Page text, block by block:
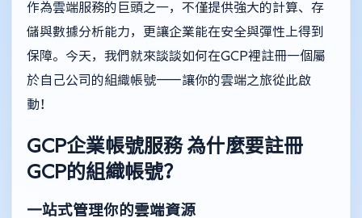
作為雲端服務的巨頭之一，不僅提供強大的計算、存
儲與數據分析能力，更讓企業能在安全與彈性上得到
保障。今天，我們就來談談如何在GCP裡註冊一個屬
於自己公司的組織帳號——讓你的雲端之旅從此啟
動！
GCP企業帳號服務為什麼要註冊
GCP的組織帳號？
一站式管理你的雲端資源